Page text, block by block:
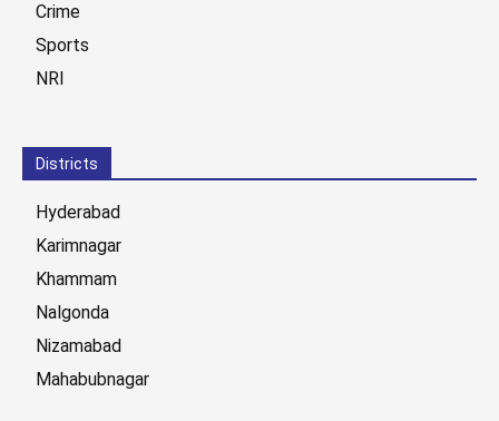
Crime
Sports
NRI
Districts
Hyderabad
Karimnagar
Khammam
Nalgonda
Nizamabad
Mahabubnagar